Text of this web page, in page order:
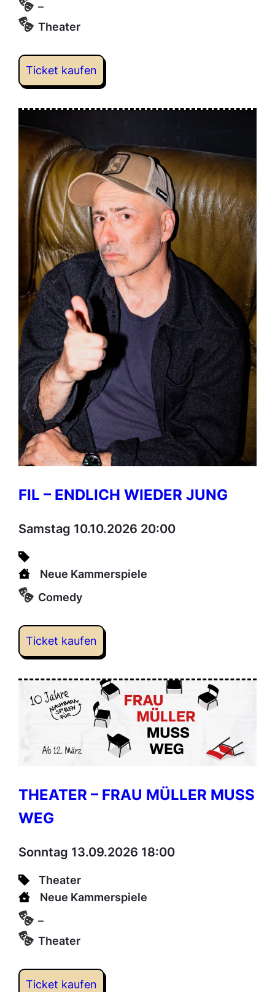
–
Theater
Ticket kaufen
FIL – ENDLICH WIEDER JUNG
Samstag 10.10.2026 20:00
Neue Kammerspiele
Comedy
Ticket kaufen
THEATER – FRAU MÜLLER MUSS
WEG
Sonntag 13.09.2026 18:00
Theater
Neue Kammerspiele
–
Theater
Ticket kaufen